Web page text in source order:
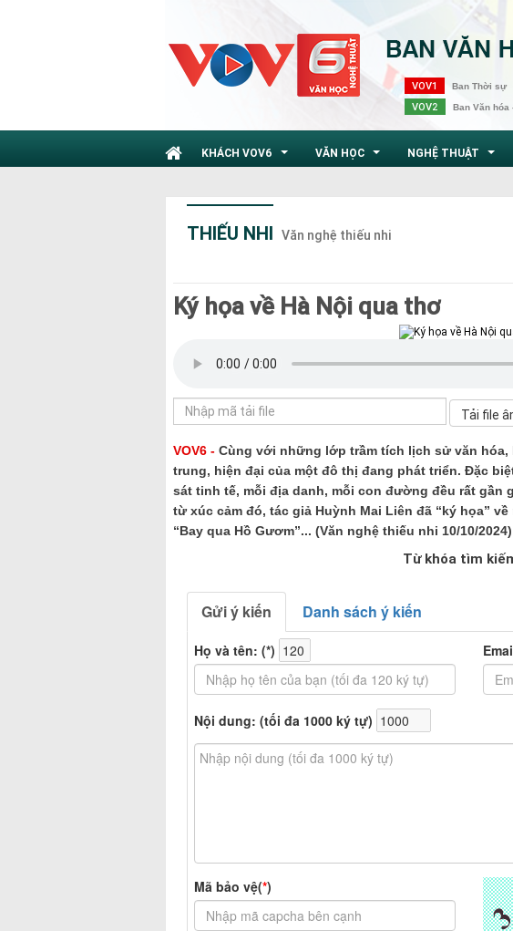
VOV1 Ban Thời sự
VOV2 Ban Văn hóa
KHÁCH VOV6 VĂN HỌC NGHỆ THUẬT
THIẾU NHI Văn nghệ thiếu nhi
Ký họa về Hà Nội qua thơ
VOV6 - Cùng với những lớp trầm tích lịch sử văn hóa,
trung, hiện đại của một đô thị đang phát triển. Đặc
sát tinh tế, mỗi địa danh, mỗi con đường đều rất gần
từ xúc cảm đó, tác giả Huỳnh Mai Liên đã “ký họa”
“Bay qua Hồ Gươm”... (Văn nghệ thiếu nhi 10/10/2024)
Từ khóa tìm